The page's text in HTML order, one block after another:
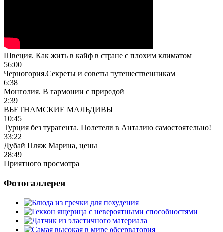
Швеция. Как жить в кайф в стране с плохим климатом
56:00
Черногория.Секреты и советы путешественникам
6:38
Монголия. В гармонии с природой
2:39
ВЬЕТНАМСКИЕ МАЛЬДИВЫ
10:45
Турция без турагента. Полетели в Анталию самостоятельно!
33:22
Дубай Пляж Марина, цены
28:49
Приятного просмотра
Фотогаллерея